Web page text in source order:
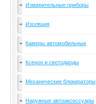
Измерительные приборы
Изоляция
Камеры автомобильные
Ксенон и светодиоды
Механические блокираторы
Наружные автоаксессуары